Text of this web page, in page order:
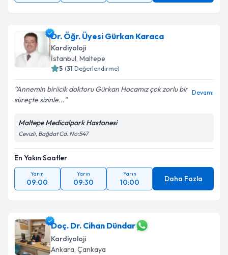
Dr. Öğr. Üyesi Gürkan Karaca
Kardiyoloji
İstanbul, Maltepe
5 (31 Değerlendirme)
Annemin biriicik doktoru Gürkan Hocamız çok zorlu bir
süreçte sizinle...
Devamı
Maltepe Medicalpark Hastanesi
Cevizli, Bağdat Cd. No:547
En Yakın Saatler
Yarın
09:00
Yarın
09:30
Yarın
10:00 Daha Fazla
Doç. Dr. Cihan Dündar
Kardiyoloji
Ankara, Çankaya